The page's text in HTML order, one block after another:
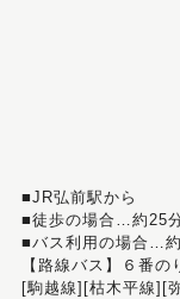
■JR弘前駅から
■徒歩の場合…約25
■バス利用の場合…
【路線バス】６番の
[駒越線][枯木平線][